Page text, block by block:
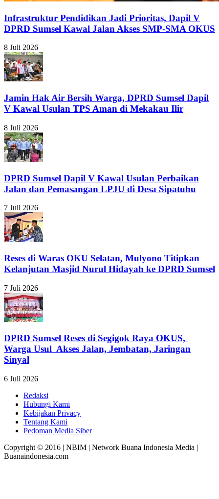
Infrastruktur Pendidikan Jadi Prioritas, Dapil V
DPRD Sumsel Kawal Jalan Akses SMP-SMA OKUS
8 Juli 2026
Jamin Hak Air Bersih Warga, DPRD Sumsel Dapil
V Kawal Usulan TPS Aman di Mekakau Ilir
8 Juli 2026
DPRD Sumsel Dapil V Kawal Usulan Perbaikan
Jalan dan Pemasangan LPJU di Desa Sipatuhu
7 Juli 2026
Reses di Waras OKU Selatan, Mulyono Titipkan
Kelanjutan Masjid Nurul Hidayah ke DPRD Sumsel
7 Juli 2026
DPRD Sumsel Reses di Segigok Raya OKUS,
Warga Usul Akses Jalan, Jembatan, Jaringan
Sinyal
6 Juli 2026
Redaksi
Hubungi Kami
Kebijakan Privacy
Tentang Kami
Pedoman Media Siber
Copyright © 2016 | NBIM | Network Buana Indonesia Media |
Buanaindonesia.com